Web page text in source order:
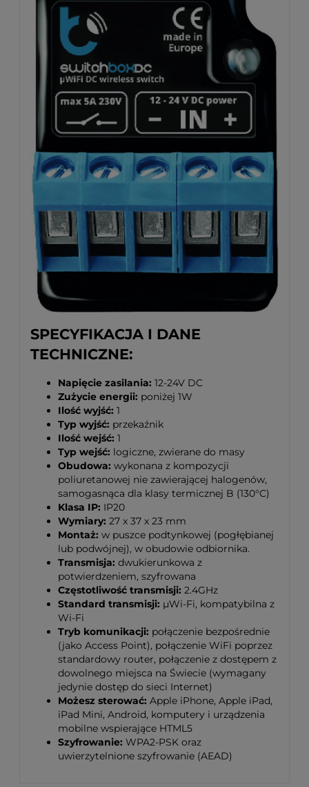
SPECYFIKACJA I DANE
TECHNICZNE:
Napięcie zasilania: 12-24V DC
Zużycie energii: poniżej 1W
Ilość wyjść: 1
Typ wyjść: przekaźnik
Ilość wejść: 1
Typ wejść: logiczne, zwierane do masy
Obudowa: wykonana z kompozycji
poliuretanowej nie zawierającej halogenów,
samogasnąca dla klasy termicznej B (130°C)
Klasa IP: IP20
Wymiary: 27 x 37 x 23 mm
Montaż: w puszce podtynkowej (pogłębianej
lub podwójnej), w obudowie odbiornika.
Transmisja: dwukierunkowa z
potwierdzeniem, szyfrowana
Częstotliwość transmisji: 2.4GHz
Standard transmisji: μWi-Fi, kompatybilna z
Wi-Fi
Tryb komunikacji: połączenie bezpośrednie
(jako Access Point), połączenie WiFi poprzez
standardowy router, połączenie z dostępem z
dowolnego miejsca na Świecie (wymagany
jedynie dostęp do sieci Internet)
Możesz sterować: Apple iPhone, Apple iPad,
iPad Mini, Android, komputery i urządzenia
mobilne wspierające HTML5
Szyfrowanie: WPA2-PSK oraz
uwierzytelnione szyfrowanie (AEAD)